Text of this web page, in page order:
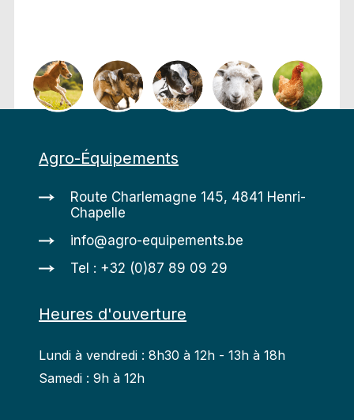
Agro-Équipements
Route Charlemagne 145, 4841 Henri-
Chapelle
info@agro-equipements.be
Tel : +32 (0)87 89 09 29
Heures d'ouverture
Lundi à vendredi : 8h30 à 12h - 13h à 18h
Samedi : 9h à 12h